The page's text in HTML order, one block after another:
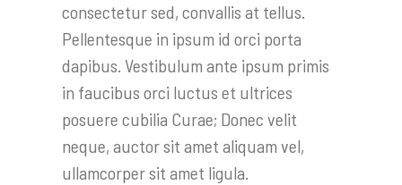
consectetur sed, convallis at tellus.
Pellentesque in ipsum id orci porta
dapibus. Vestibulum ante ipsum primis
in faucibus orci luctus et ultrices
posuere cubilia Curae; Donec velit
neque, auctor sit amet aliquam vel,
ullamcorper sit amet ligula.